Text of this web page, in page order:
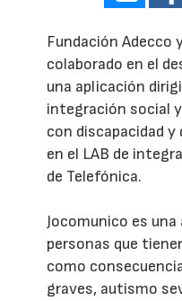
Fundación Adecco
colaborado en el
una aplicación
integración social
con discapacidad y
en el LAB de
de Telefónica.
Jocomunico es
personas que
como
graves, autismo